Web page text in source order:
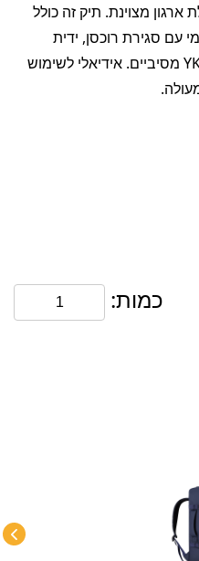
ארגון מצוינת. תיק זה כולל
עם סגירת רוכסן, ידית
נשיאה, כיס צד לבקבוק ורוכסני YKK מסיביים. אידיאלי לשימוש
כמות: